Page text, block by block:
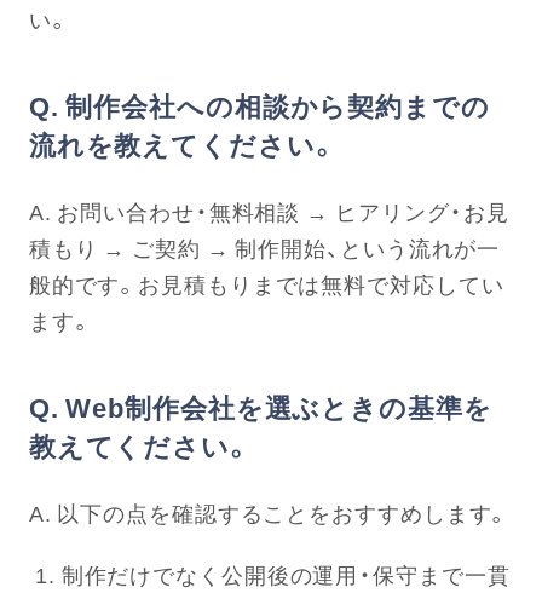
い。
Q. 制作会社への相談から契約までの
流れを教えてください。
A. お問い合わせ・無料相談 → ヒアリング・お見
積もり → ご契約 → 制作開始、という流れが一
般的です。お見積もりまでは無料で対応してい
ます。
Q. Web制作会社を選ぶときの基準を
教えてください。
A. 以下の点を確認することをおすすめします。
制作だけでなく公開後の運用・保守まで一貫